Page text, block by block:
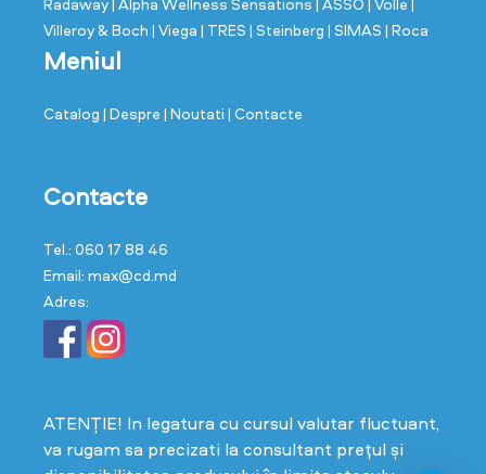
Villeroy & Boch | Viega | TRES | Steinberg | SIMAS | Roca
Meniul
Catalog | Despre | Noutati | Contacte
Contacte
Tel.: 060 17 88 46
Email: max@cd.md
Adres:
ATENȚIE! In legatura cu cursul valutar fluctuant,
va rugam sa precizati la consultant prețul și